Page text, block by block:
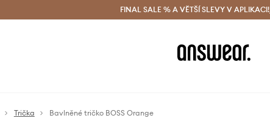
Doručení a vrácení zdarma (od 1800 Kč) Doručení i do 24 h
FINAL SALE % A VĚTŠÍ SLEVY V APLIKACI!
Trička Bavlněné tričko BOSS Orange